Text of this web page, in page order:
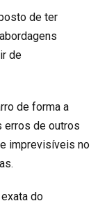
de ter
de
de forma a
erros de outros
imprevisíveis no
do